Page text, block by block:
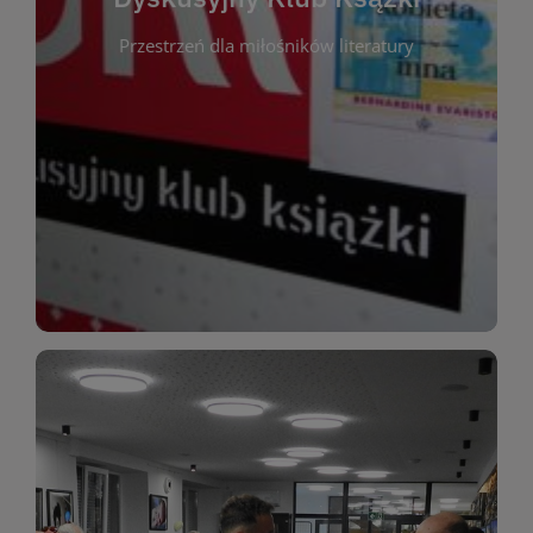
Przestrzeń dla miłośników literatury
Dyskusyjny Klub Ksążki
Dyskusyjny Klub Książki to przestrzeń dla
miłośników literatury, którzy lubią dzielić się
opiniami i emocjami po lekturze. Spotykamy się
regularnie, by rozmawiać o wybranych tytułach z
różnych gatunków literackich. Każde spotkanie to
okazja do inspirującej dyskusji, wymiany
miłośników estetycznych doznań!
WIĘCEJ